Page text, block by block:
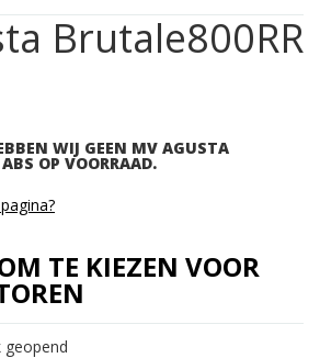
Brutale800RR
WIJ GEEN MV AGUSTA
OP VOORRAAD.
TE KIEZEN VOOR
geopend